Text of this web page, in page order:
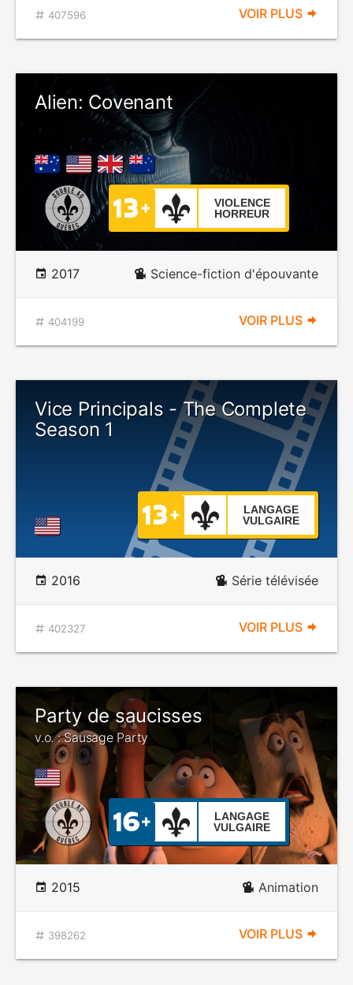
407596 VOIR PLUS
Alien: Covenant
VIOLENCE
HORREUR
2017 Science-fiction d'épouvante
404199 VOIR PLUS
Vice Principals - The Complete
Season 1
LANGAGE
VULGAIRE
2016 Série télévisée
402327 VOIR PLUS
Party de saucisses
v.o. : Sausage Party
LANGAGE
VULGAIRE
2015 Animation
398262 VOIR PLUS